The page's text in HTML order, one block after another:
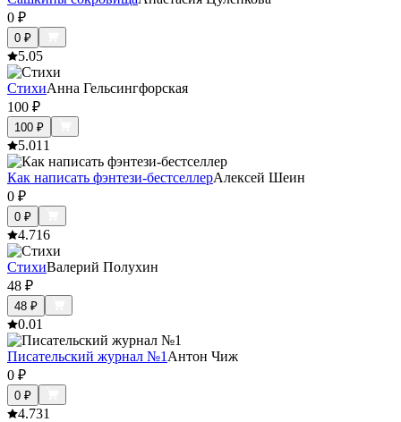
0 ₽
0 ₽
5.05
СтихиАнна Гельсингфорская
100 ₽
100 ₽
5.011
Как написать фэнтези-бестселлерАлексей Шеин
0 ₽
0 ₽
4.716
СтихиВалерий Полухин
48 ₽
48 ₽
0.01
Писательский журнал №1 Антон Чиж
0 ₽
0 ₽
4.731